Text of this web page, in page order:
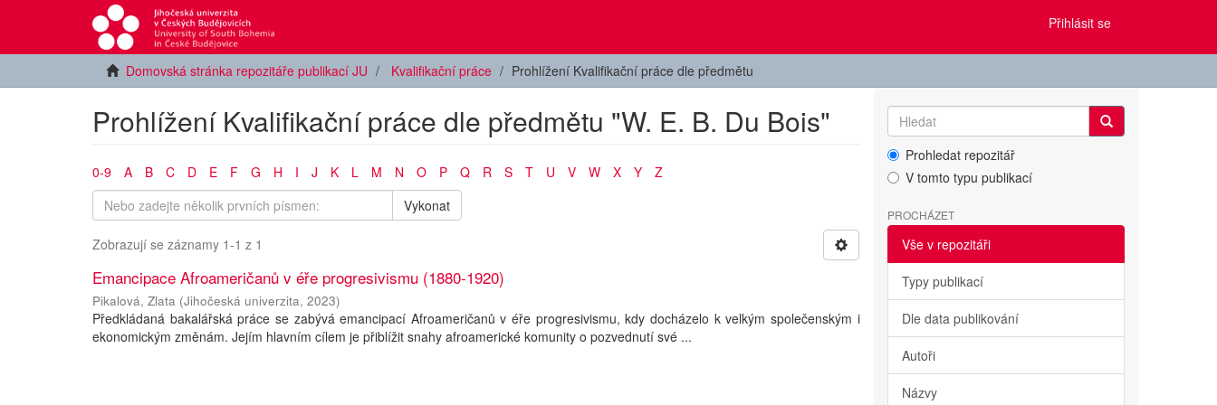
Přihlásit se
Domovská stránka repozitáře publikací JU Kvalifikační práce Prohlížení Kvalifikační práce dle předmětu
Prohlížení Kvalifikační práce dle předmětu "W. E. B. Du Bois"
0-9 A B C D E F G H I J K L M N O P Q R S T U V W X Y
Z
Vykonat
Zobrazují se záznamy 1-1 z 1
Emancipace Afroameričanů v éře progresivismu (1880-1920)
Pikalová, Zlata (Jihočeská univerzita, 2023)
Předkládaná bakalářská práce se zabývá emancipací Afroameričanů v éře progresivismu, kdy docházelo k velkým společenským i
ekonomickým změnám. Jejím hlavním cílem je přiblížit snahy afroamerické komunity o pozvednutí své ...
Prohledat repozitář
V tomto typu publikací
PROCHÁZET
Vše v repozitáři
Typy publikací
Dle data publikování
Autoři
Názvy